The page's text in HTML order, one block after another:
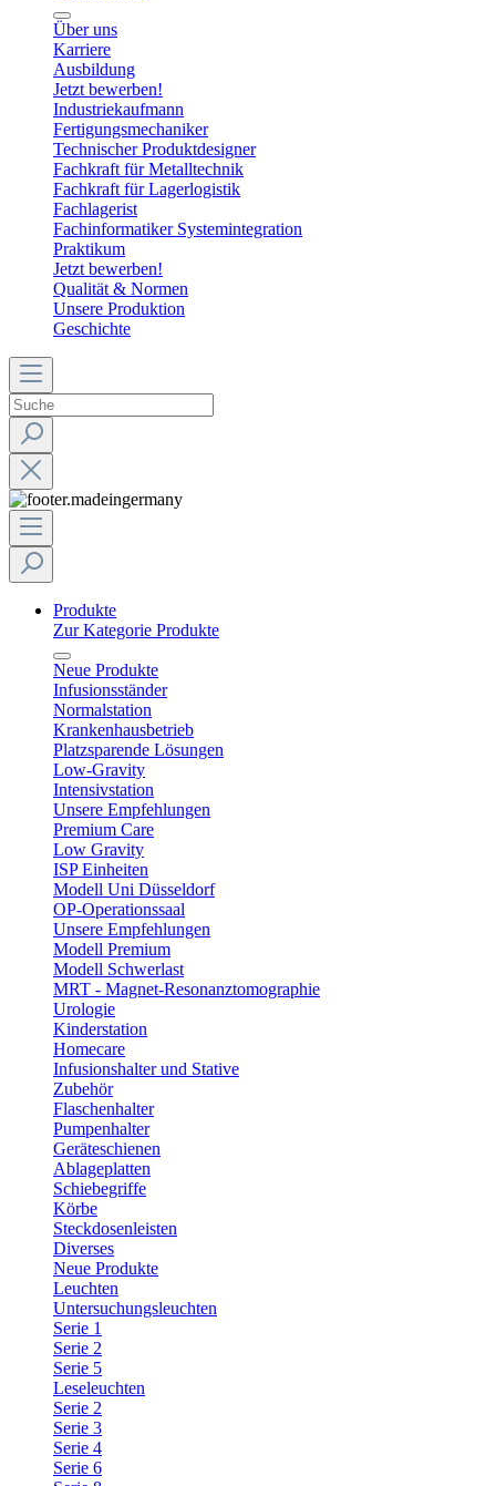
Über uns
Karriere
Ausbildung
Jetzt bewerben!
Industriekaufmann
Fertigungsmechaniker
Technischer Produktdesigner
Fachkraft für Metalltechnik
Fachkraft für Lagerlogistik
Fachlagerist
Fachinformatiker Systemintegration
Praktikum
Jetzt bewerben!
Qualität & Normen
Unsere Produktion
Geschichte
Produkte
Zur Kategorie Produkte
Neue Produkte
Infusionsständer
Normalstation
Krankenhausbetrieb
Platzsparende Lösungen
Low-Gravity
Intensivstation
Unsere Empfehlungen
Premium Care
Low Gravity
ISP Einheiten
Modell Uni Düsseldorf
OP-Operationssaal
Unsere Empfehlungen
Modell Premium
Modell Schwerlast
MRT - Magnet-Resonanztomographie
Urologie
Kinderstation
Homecare
Infusionshalter und Stative
Zubehör
Flaschenhalter
Pumpenhalter
Geräteschienen
Ablageplatten
Schiebegriffe
Körbe
Steckdosenleisten
Diverses
Neue Produkte
Leuchten
Untersuchungsleuchten
Serie 1
Serie 2
Serie 5
Leseleuchten
Serie 2
Serie 3
Serie 4
Serie 6